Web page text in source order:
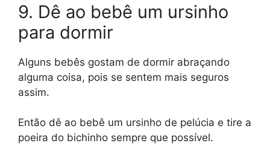
9. Dê ao bebê um ursinho
para dormir
Alguns bebês gostam de dormir abraçando
alguma coisa, pois se sentem mais seguros
assim.
Então dê ao bebê um ursinho de pelúcia e tire a
poeira do bichinho sempre que possível.